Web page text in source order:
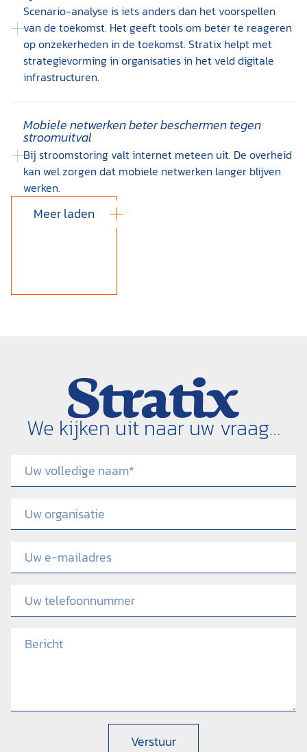
Scenario-analyse is iets anders dan het voorspellen
van de toekomst. Het geeft tools om beter te reageren
op onzekerheden in de toekomst. Stratix helpt met
strategievorming in organisaties in het veld digitale
infrastructuren.
Mobiele netwerken beter beschermen tegen
stroomuitval
Bij stroomstoring valt internet meteen uit. De overheid
kan wel zorgen dat mobiele netwerken langer blijven
werken.
Meer laden
We kijken uit naar uw vraag…
Verstuur